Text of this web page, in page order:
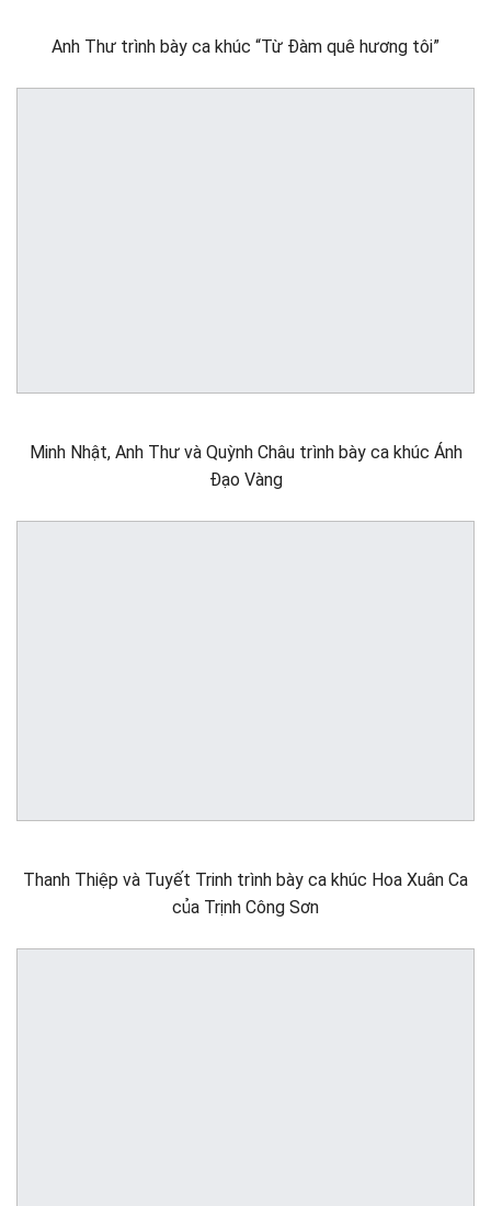
Anh Thư trình bày ca khúc “Từ Đàm quê hương tôi”
Minh Nhật, Anh Thư và Quỳnh Châu trình bày ca khúc Ánh
Đạo Vàng
Thanh Thiệp và Tuyết Trinh trình bày ca khúc Hoa Xuân Ca
của Trịnh Công Sơn